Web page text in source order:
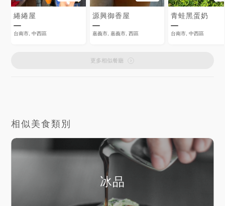
綣綣屋
台南市, 中西區
源興御香屋
嘉義市, 嘉義市, 西區
青蛙黑蛋奶
台南市, 中西區
更多相似餐廳
相似美食類別
冰品